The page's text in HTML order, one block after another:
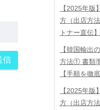
【2025年
方（出店方
トナー直伝】
【韓国輸出
方法① 書類
【手順を徹
【2025年
方（出店方